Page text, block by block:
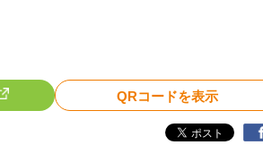
QRコードを表示